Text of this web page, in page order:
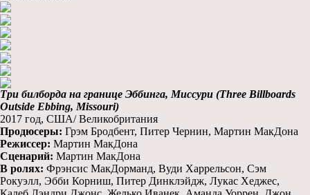
Три билборда на границе Эббинга, Миссури (Three Billboards
Outside Ebbing, Missouri)
2017 год, США/ Великобритания
Продюсеры: Грэм Бродбент, Питер Чернин, Мартин МакДона
Режиссер: Мартин МакДона
Сценарий: Мартин МакДона
В ролях: Фрэнсис МакДорманд, Вуди Харрельсон, Сэм
Рокуэлл, Эбби Корниш, Питер Динклэйдж, Лукас Хеджес,